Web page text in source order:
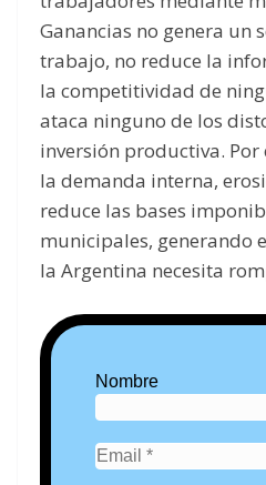
Ganancias no genera un
trabajo, no reduce la
la competitividad de
ataca ninguno de los
inversión productiva.
la demanda interna,
reduce las bases
municipales, generando
la Argentina necesita
Nombre